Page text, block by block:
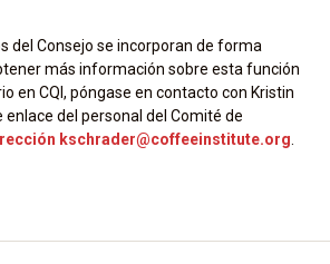
del Consejo se incorporan de forma
más información sobre esta función
en CQI, póngase en contacto con Kristin
enlace del personal del Comité de
kschrader@coffeeinstitute.org